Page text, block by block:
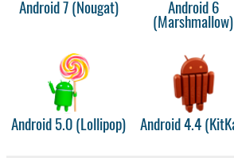
Android 7 (Nougat)
Android 6
(Marshmallow)
Android 5.0 (Lollipop) Android 4.4